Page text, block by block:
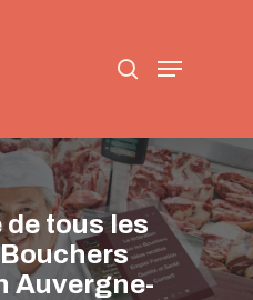
Menu
tous les
Auvergne-